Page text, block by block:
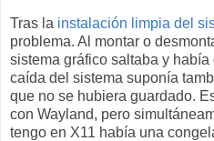
Tras la instalación limpia del
problema. Al montar o
sistema gráfico saltaba y
caída del sistema suponía
que no se hubiera guardado.
con Wayland, pero
tengo en X11 había una